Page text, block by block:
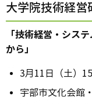
大学院技術経
「技術経営・シス
から」
3月11日（土）
宇部市文化会館